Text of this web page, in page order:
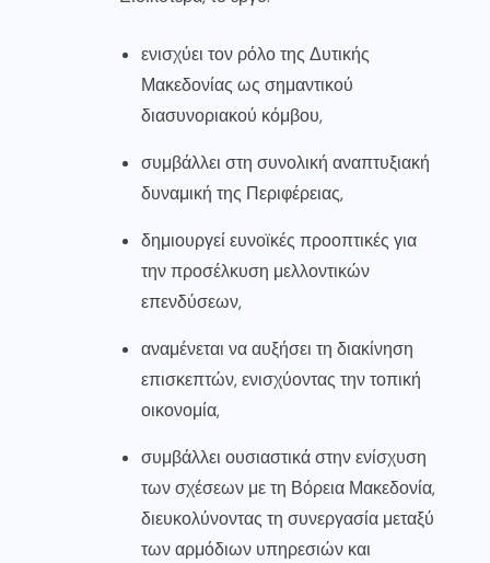
ενισχύει τον ρόλο της Δυτικής
Μακεδονίας ως σημαντικού
διασυνοριακού κόμβου,
συμβάλλει στη συνολική αναπτυξιακή
δυναμική της Περιφέρειας,
δημιουργεί ευνοϊκές προοπτικές για
την προσέλκυση μελλοντικών
επενδύσεων,
αναμένεται να αυξήσει τη διακίνηση
επισκεπτών, ενισχύοντας την τοπική
οικονομία,
συμβάλλει ουσιαστικά στην ενίσχυση
των σχέσεων με τη Βόρεια Μακεδονία,
διευκολύνοντας τη συνεργασία μεταξύ
των αρμόδιων υπηρεσιών και